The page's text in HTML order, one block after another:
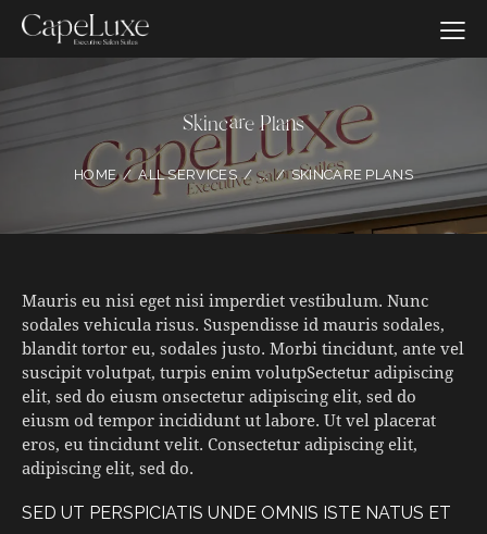
Skincare Plans
HOME ALL SERVICES ... SKINCARE PLANS
Mauris eu nisi eget nisi imperdiet vestibulum. Nunc
sodales vehicula risus. Suspendisse id mauris sodales,
blandit tortor eu, sodales justo. Morbi tincidunt, ante vel
suscipit volutpat, turpis enim volutpSectetur adipiscing
elit, sed do eiusm onsectetur adipiscing elit, sed do
eiusm od tempor incididunt ut labore. Ut vel placerat
eros, eu tincidunt velit. Consectetur adipiscing elit,
adipiscing elit, sed do.
SED UT PERSPICIATIS UNDE OMNIS ISTE NATUS ET